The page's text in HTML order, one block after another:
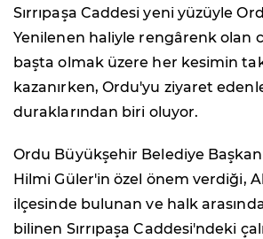
Sırrıpaşa Caddesi yeni yüzüyle
Yenilenen haliyle rengârenk olan
başta olmak üzere her kesimin
kazanırken, Ordu'yu ziyaret
duraklarından biri oluyor.
Ordu Büyükşehir Belediye
Hilmi Güler'in özel önem verdiği,
ilçesinde bulunan ve halk
bilinen Sırrıpaşa Caddesi'ndeki